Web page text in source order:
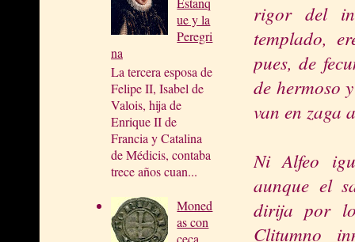
ue y la
Peregri
na
La tercera esposa de
Felipe II, Isabel de
Valois, hija de
Enrique II de
Francia y Catalina
de Médicis, contaba
trece años cuan...
Moned
as con
rigor del
templado,
pues, de
de hermoso
van en zaga
Ni Alfeo
aunque el
dirija por
Clitumno